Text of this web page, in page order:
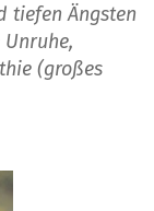
tiefen Ängsten
(großes